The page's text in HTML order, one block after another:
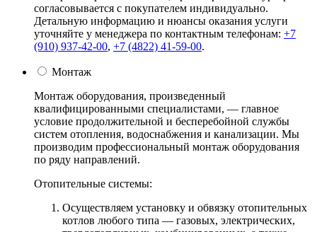
согласовывается с покупателем индивидуально.
Детальную информацию и нюансы оказания услуги
уточняйте у менеджера по контактным телефонам: +7
(910) 937-42-00, +7 (4822) 41-59-00.
Монтаж
Монтаж оборудования, произведенный
квалифицированными специалистами, — главное
условие продолжительной и бесперебойной службы
систем отопления, водоснабжения и канализации. Мы
производим профессиональный монтаж оборудования
по ряду направлений.
Отопительные системы:
Осуществляем установку и обвязку отопительных
котлов любого типа — газовых, электрических,